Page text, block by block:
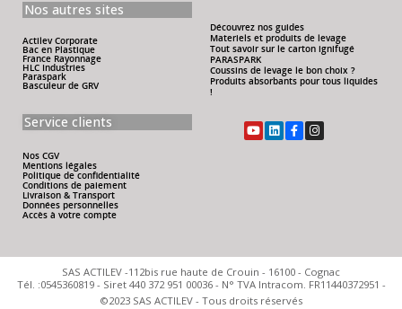
Nos autres sites
Actilev Corporate
Bac en Plastique
France Rayonnage
HLC Industries
Paraspark
Basculeur de GRV
Découvrez nos guides
Materiels et produits de levage
Tout savoir sur le carton ignifugé
PARASPARK
Coussins de levage le bon choix ?
Produits absorbants pour tous liquides
!
Service clients
Nos CGV
Mentions légales
Politique de confidentialité
Conditions de paiement
Livraison & Transport
Données personnelles
Accès à votre compte
SAS ACTILEV -112bis rue haute de Crouin - 16100 - Cognac
Tél. :0545360819 - Siret 440 372 951 00036 - N° TVA Intracom. FR11440372951 -
©2023 SAS ACTILEV - Tous droits réservés​